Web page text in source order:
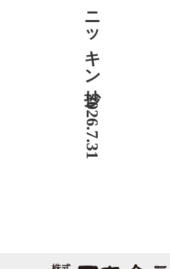
ニッキン抄 2026.7.31